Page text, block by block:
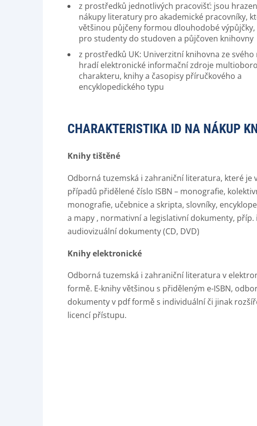
z prostředků jednotlivých pracovišť: jsou
nákupy literatury pro akademické pracovníky,
většinou půjčeny formou dlouhodobé výpůjčky,
pro studenty do studoven a půjčoven knihovny
z prostředků UK: Univerzitní knihovna ze
hradí elektronické informační zdroje
charakteru, knihy a časopisy příručkového a
encyklopedického typu
CHARAKTERISTIKA ID NA NÁKUP
Knihy tištěné
Odborná tuzemská i zahraniční literatura, které je
případů přidělené číslo ISBN – monografie,
monografie, učebnice a skripta, slovníky,
a mapy , normativní a legislativní dokumenty, příp.
audiovizuální dokumenty (CD, DVD)
Knihy elektronické
Odborná tuzemská i zahraniční literatura v
formě. E-knihy většinou s přiděleným e-ISBN,
dokumenty v pdf formě s individuální či jinak
licencí přístupu.